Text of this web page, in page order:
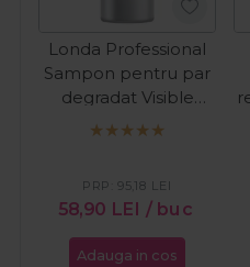
Londa Professional
Sampon pentru par
degradat Visible
Repair 1000ml
58,90 LEI / buc
PRP: 95,18 LEI
Adauga in cos